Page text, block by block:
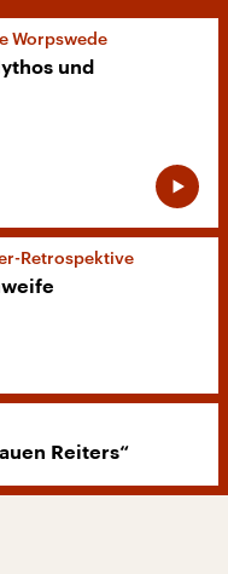
Worpswede
und
Retrospektive
Reiters“